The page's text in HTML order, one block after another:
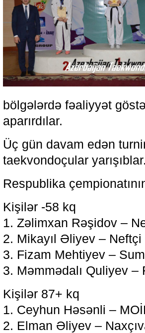
bölgələrdə fəaliyyət
aparırdılar.
Üç gün davam edən
taekvondoçular
Respublika
Kişilər -58 kq
1. Zəlimxan Rəşidov –
2. Mikayıl Əliyev – Neftçi
3. Fizam Mehtiyev –
3. Məmmədalı Quliyev –
Kişilər 87+ kq
1. Ceyhun Həsənli –
2. Elman Əliyev –